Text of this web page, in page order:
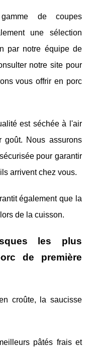
de coupes
une sélection
par notre équipe de
notre site pour
vous offrir en porc
est séchée à l'air
Nous assurons
pour garantir
arrivent chez vous.
également que la
de la cuisson.
les plus
de première
croûte, la saucisse
pâtés frais et